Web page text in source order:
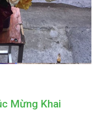
Mừng Khai